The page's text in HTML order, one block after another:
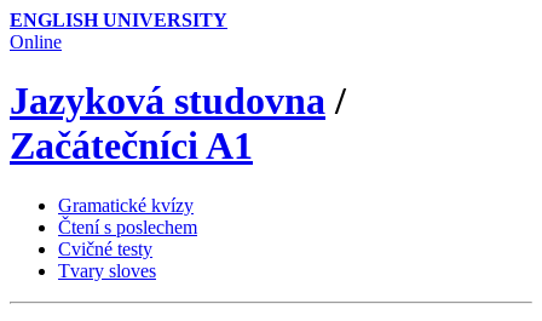
ENGLISH UNIVERSITY
Online
Jazyková studovna/
Začátečníci A1
Gramatické kvízy
Čtení s poslechem
Cvičné testy
Tvary sloves